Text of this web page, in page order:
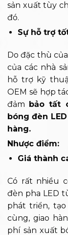
sản xuất tùy
đó.
Sự hỗ trợ
Do đặc thù
của các nhà
hỗ trợ kỹ
OEM sẽ hợp
đảm bảo tất
bóng đèn
hàng.
Nhược điểm:
Giá thành
Có rất nhiều
đèn pha LED
phát triển,
cùng, giao
phí sản xuất